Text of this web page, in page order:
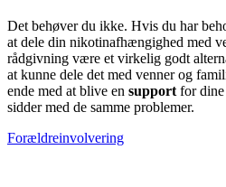
Det behøver du ikke. Hvis du har
at dele din nikotinafhængighed med
rådgivning være et virkelig godt
at kunne dele det med venner og
ende med at blive en support for dine
sidder med de samme problemer.
Forældreinvolvering